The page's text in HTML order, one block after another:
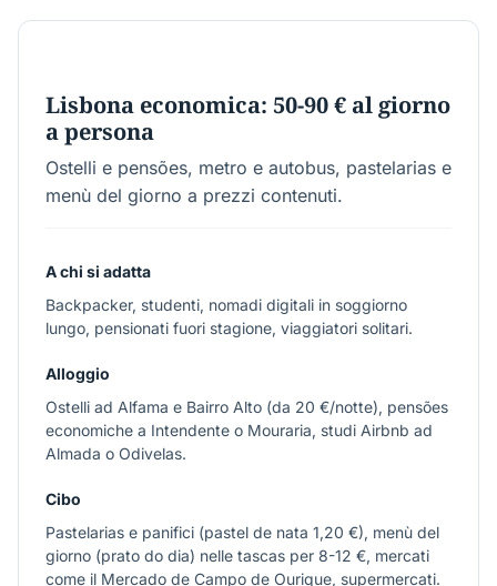
Lisbona economica: 50-90 € al giorno
a persona
Ostelli e pensões, metro e autobus, pastelarias e
menù del giorno a prezzi contenuti.
A chi si adatta
Backpacker, studenti, nomadi digitali in soggiorno
lungo, pensionati fuori stagione, viaggiatori solitari.
Alloggio
Ostelli ad Alfama e Bairro Alto (da 20 €/notte), pensões
economiche a Intendente o Mouraria, studi Airbnb ad
Almada o Odivelas.
Cibo
Pastelarias e panifici (pastel de nata 1,20 €), menù del
giorno (prato do dia) nelle tascas per 8-12 €, mercati
come il Mercado de Campo de Ourique, supermercati.